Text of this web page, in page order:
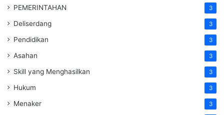
PEMERINTAHAN 3
Deliserdang 3
Pendidikan 3
Asahan 3
Skill yang Menghasilkan 3
Hukum 3
Menaker 3